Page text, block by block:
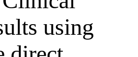
using